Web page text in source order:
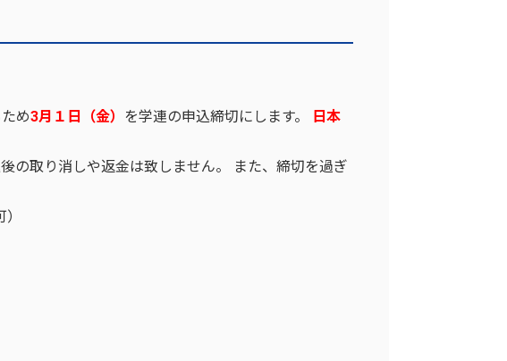
め3月１日（金） を学連の申込締切にします。
日本
の取り消しや返金は致しません。 また、締切を過ぎ